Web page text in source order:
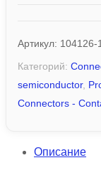
Артикул: 104126-1
Категорий:
semiconductor,
Connectors -
Описание